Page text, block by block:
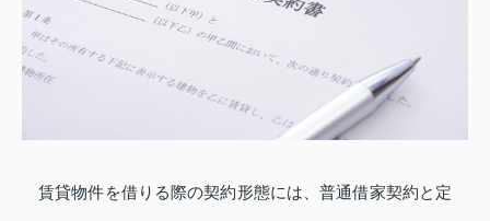
賃貸物件を借りる際の契約形態には、普通借家契約と定